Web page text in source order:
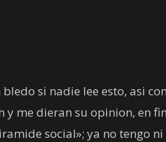
si nadie lee esto, asi
y me dieran su opinion, en
social»; ya no tengo